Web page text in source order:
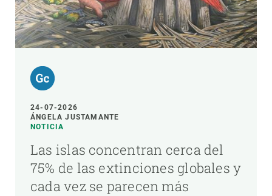
24-07-2026
ÁNGELA JUSTAMANTE
NOTICIA
Las islas concentran cerca del
75% de las extinciones globales y
cada vez se parecen más